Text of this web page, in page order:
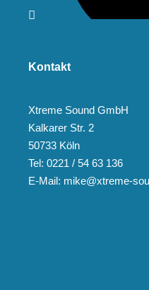
Kontakt
Xtreme Sound GmbH
Kalkarer Str. 2
50733 Köln
Tel: 0221 / 54 63 136
E-Mail: mike@xtreme-